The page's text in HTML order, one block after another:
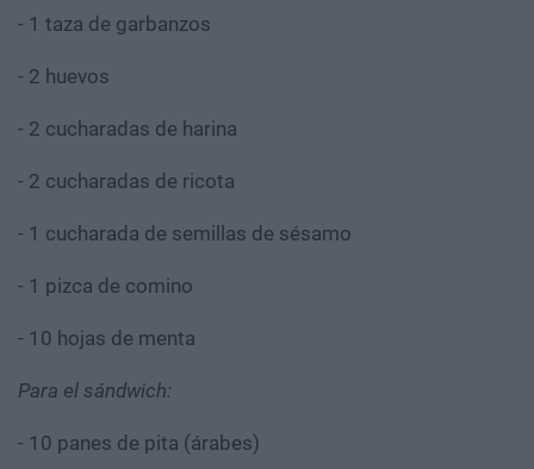
- 1 taza de garbanzos
- 2 huevos
- 2 cucharadas de harina
- 2 cucharadas de ricota
- 1 cucharada de semillas de sésamo
- 1 pizca de comino
- 10 hojas de menta
Para el sándwich:
- 10 panes de pita (árabes)